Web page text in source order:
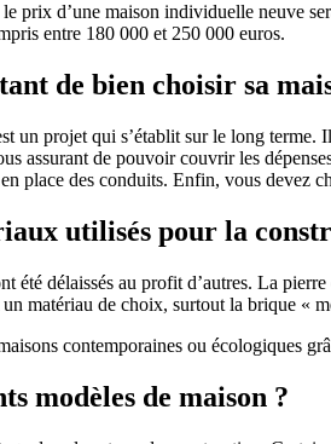
prix d’une maison individuelle neuve
entre 180 000 et 250 000 euros.
de bien choisir sa
un projet qui s’établit sur le long
assurant de pouvoir couvrir les
place des conduits. Enfin, vous devez
utilisés pour la
été délaissés au profit d’autres. La
matériau de choix, surtout la brique «
contemporaines ou écologiques
modèles de maison ?